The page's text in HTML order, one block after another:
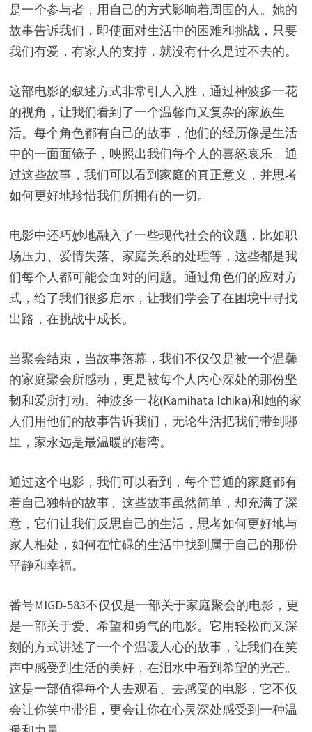
是一个参与者，用自己的方式影响着周围的人。她的
故事告诉我们，即使面对生活中的困难和挑战，只要
我们有爱，有家人的支持，就没有什么是过不去的。
这部电影的叙述方式非常引人入胜，通过神波多一花
的视角，让我们看到了一个温馨而又复杂的家族生
活。每个角色都有自己的故事，他们的经历像是生活
中的一面面镜子，映照出我们每个人的喜怒哀乐。通
过这些故事，我们可以看到家庭的真正意义，并思考
如何更好地珍惜我们所拥有的一切。
电影中还巧妙地融入了一些现代社会的议题，比如职
场压力、爱情失落、家庭关系的处理等，这些都是我
们每个人都可能会面对的问题。通过角色们的应对方
式，给了我们很多启示，让我们学会了在困境中寻找
出路，在挑战中成长。
当聚会结束，当故事落幕，我们不仅仅是被一个温馨
的家庭聚会所感动，更是被每个人内心深处的那份坚
韧和爱所打动。神波多一花(Kamihata Ichika)和她的家
人们用他们的故事告诉我们，无论生活把我们带到哪
里，家永远是最温暖的港湾。
通过这个电影，我们可以看到，每个普通的家庭都有
着自己独特的故事。这些故事虽然简单，却充满了深
意，它们让我们反思自己的生活，思考如何更好地与
家人相处，如何在忙碌的生活中找到属于自己的那份
平静和幸福。
番号MIGD-583不仅仅是一部关于家庭聚会的电影，更
是一部关于爱、希望和勇气的电影。它用轻松而又深
刻的方式讲述了一个个温暖人心的故事，让我们在笑
声中感受到生活的美好，在泪水中看到希望的光芒。
这是一部值得每个人去观看、去感受的电影，它不仅
会让你笑中带泪，更会让你在心灵深处感受到一种温